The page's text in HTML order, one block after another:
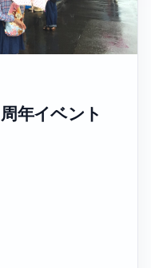
年イベント